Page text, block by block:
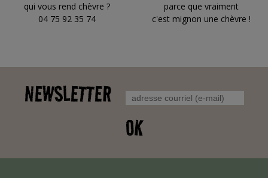
qui vous rend chèvre ?
04 75 92 35 74
parce que vraiment
c'est mignon une chèvre !
NEWSLETTER
OK